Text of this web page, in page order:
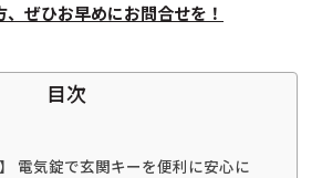
、ぜひお早めにお問合せを！
目次
】 電気錠で玄関キーを便利に安心に